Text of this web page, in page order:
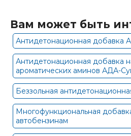
Вам может быть
Антидетонационная добавка
Антидетонационная добавка
ароматических аминов АДА-
Беззольная
Многофункциональная
автобензинам